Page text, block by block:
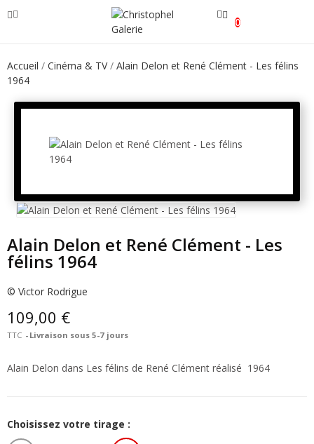
0
Accueil Cinéma & TV
Alain Delon et René Clément - Les félins
1964
Alain Delon et René Clément - Les
félins 1964
© Victor Rodrigue
109,00 €
TTC Livraison sous 5-7 jours
Alain Delon dans Les félins de René Clément réalisé 1964
Choisissez votre tirage :